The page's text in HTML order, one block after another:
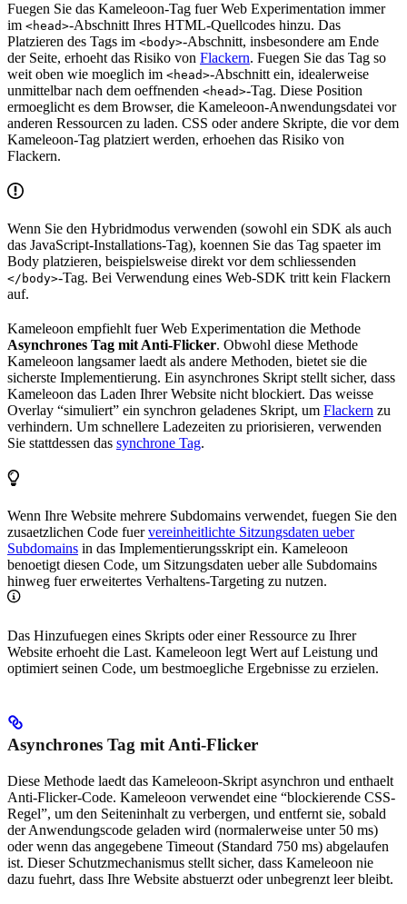
Fuegen Sie das Kameleoon-Tag fuer Web Experimentation immer
im <head>-Abschnitt Ihres HTML-Quellcodes hinzu. Das
Platzieren des Tags im <body>-Abschnitt, insbesondere am Ende
der Seite, erhoeht das Risiko von Flackern. Fuegen Sie das Tag so
weit oben wie moeglich im <head>-Abschnitt ein, idealerweise
unmittelbar nach dem oeffnenden <head>-Tag. Diese Position
ermoeglicht es dem Browser, die Kameleoon-Anwendungsdatei vor
anderen Ressourcen zu laden. CSS oder andere Skripte, die vor dem
Kameleoon-Tag platziert werden, erhoehen das Risiko von
Flackern.
Wenn Sie den Hybridmodus verwenden (sowohl ein SDK als auch
das JavaScript-Installations-Tag), koennen Sie das Tag spaeter im
Body platzieren, beispielsweise direkt vor dem schliessenden
</body>-Tag. Bei Verwendung eines Web-SDK tritt kein Flackern
auf.
Kameleoon empfiehlt fuer Web Experimentation die Methode
Asynchrones Tag mit Anti-Flicker. Obwohl diese Methode
Kameleoon langsamer laedt als andere Methoden, bietet sie die
sicherste Implementierung. Ein asynchrones Skript stellt sicher, dass
Kameleoon das Laden Ihrer Website nicht blockiert. Das weisse
Overlay “simuliert” ein synchron geladenes Skript, um Flackern zu
verhindern. Um schnellere Ladezeiten zu priorisieren, verwenden
Sie stattdessen das synchrone Tag.
Wenn Ihre Website mehrere Subdomains verwendet, fuegen Sie den
zusaetzlichen Code fuervereinheitlichte Sitzungsdaten ueber
Subdomains in das Implementierungsskript ein. Kameleoon
benoetigt diesen Code, um Sitzungsdaten ueber alle Subdomains
hinweg fuer erweitertes Verhaltens-Targeting zu nutzen.
Das Hinzufuegen eines Skripts oder einer Ressource zu Ihrer
Website erhoeht die Last. Kameleoon legt Wert auf Leistung und
optimiert seinen Code, um bestmoegliche Ergebnisse zu erzielen.
Asynchrones Tag mit Anti-Flicker
Diese Methode laedt das Kameleoon-Skript asynchron und enthaelt
Anti-Flicker-Code. Kameleoon verwendet eine “blockierende CSS-
Regel”, um den Seiteninhalt zu verbergen, und entfernt sie, sobald
der Anwendungscode geladen wird (normalerweise unter 50 ms)
oder wenn das angegebene Timeout (Standard 750 ms) abgelaufen
ist. Dieser Schutzmechanismus stellt sicher, dass Kameleoon nie
dazu fuehrt, dass Ihre Website abstuerzt oder unbegrenzt leer bleibt.